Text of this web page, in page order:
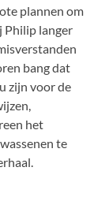
plannen om
Philip langer
bang dat
zijn voor de
het
te